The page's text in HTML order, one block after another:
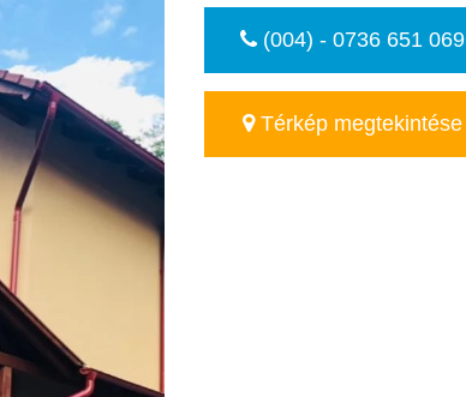
(004) - 0736 651 069
Térkép megtekintése